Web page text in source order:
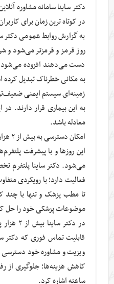
در کوتاه ترین زمان برای
به گزارش روابط عمومی دکتر
روز قرمز و قرمزتر می‌شود و
دست می‌دهند افزوده می‌شود.
به مکانی خطرناک تبدیل کرده
زمینه‌ای سیستم ایمنی
به این بیماری قرار دارند.
معادله باشد.
امکان دسترسی به بیش از ۲ هزار پزشک متخصص در دکتر ساینا
این روزها و با پیشرفت
فعالیت دارد؛ با رویکردی
موضوعات پزشکی خود را حل
در
قابلیت تماس فوری که دکتر
ویزیت و مشاوره خود دسترسی
ساعته اشاره کرد.